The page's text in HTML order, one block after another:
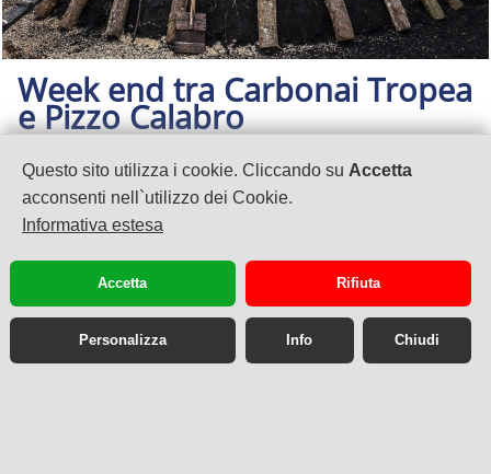
Questo sito utilizza i cookie. Cliccando su Accetta
acconsenti nell`utilizzo dei Cookie.
Informativa estesa
Accetta Rifiuta
Personalizza Info Chiudi
Week end tra Carbonai Tropea
e Pizzo Calabro
Tour di gruppo